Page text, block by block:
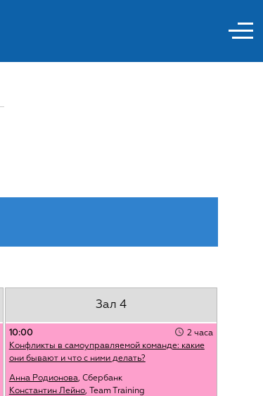
Зал 4
10:00
2 часа
Конфликты в самоуправляемой команде: какие
они бывают и что с ними делать?
Анна Родионова, Сбербанк
Константин Лейно, Team Training